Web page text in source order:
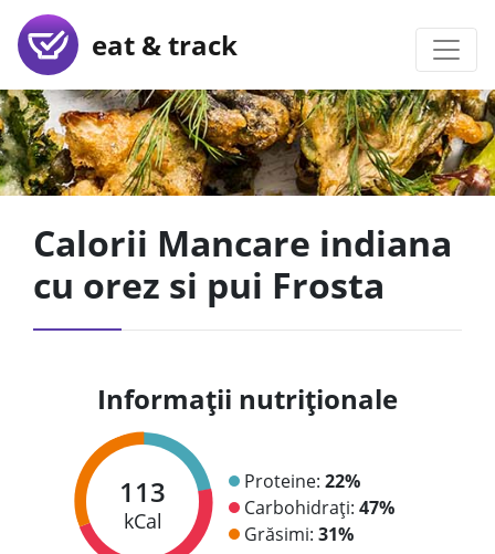
eat & track
Calorii Mancare indiana
cu orez si pui Frosta
Informații nutriționale
113
kCal
Proteine: 22%
Carbohidrați: 47%
Grăsimi: 31%